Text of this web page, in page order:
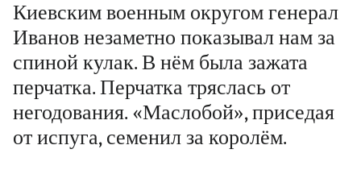
Киевским военным округом генерал
Иванов незаметно показывал нам за
спиной кулак. В нём была зажата
перчатка. Перчатка тряслась от
негодования. «Маслобой», приседая
от испуга, семенил за королём.